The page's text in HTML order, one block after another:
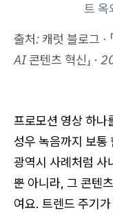
트 옥
출처: 캐럿 블로그 ·
AI 콘텐츠 혁신」 ·
프로모션 영상 하나
성우 녹음까지 보통
광역시 사례처럼 사
뿐 아니라, 그 콘텐
여요. 트렌드 주기